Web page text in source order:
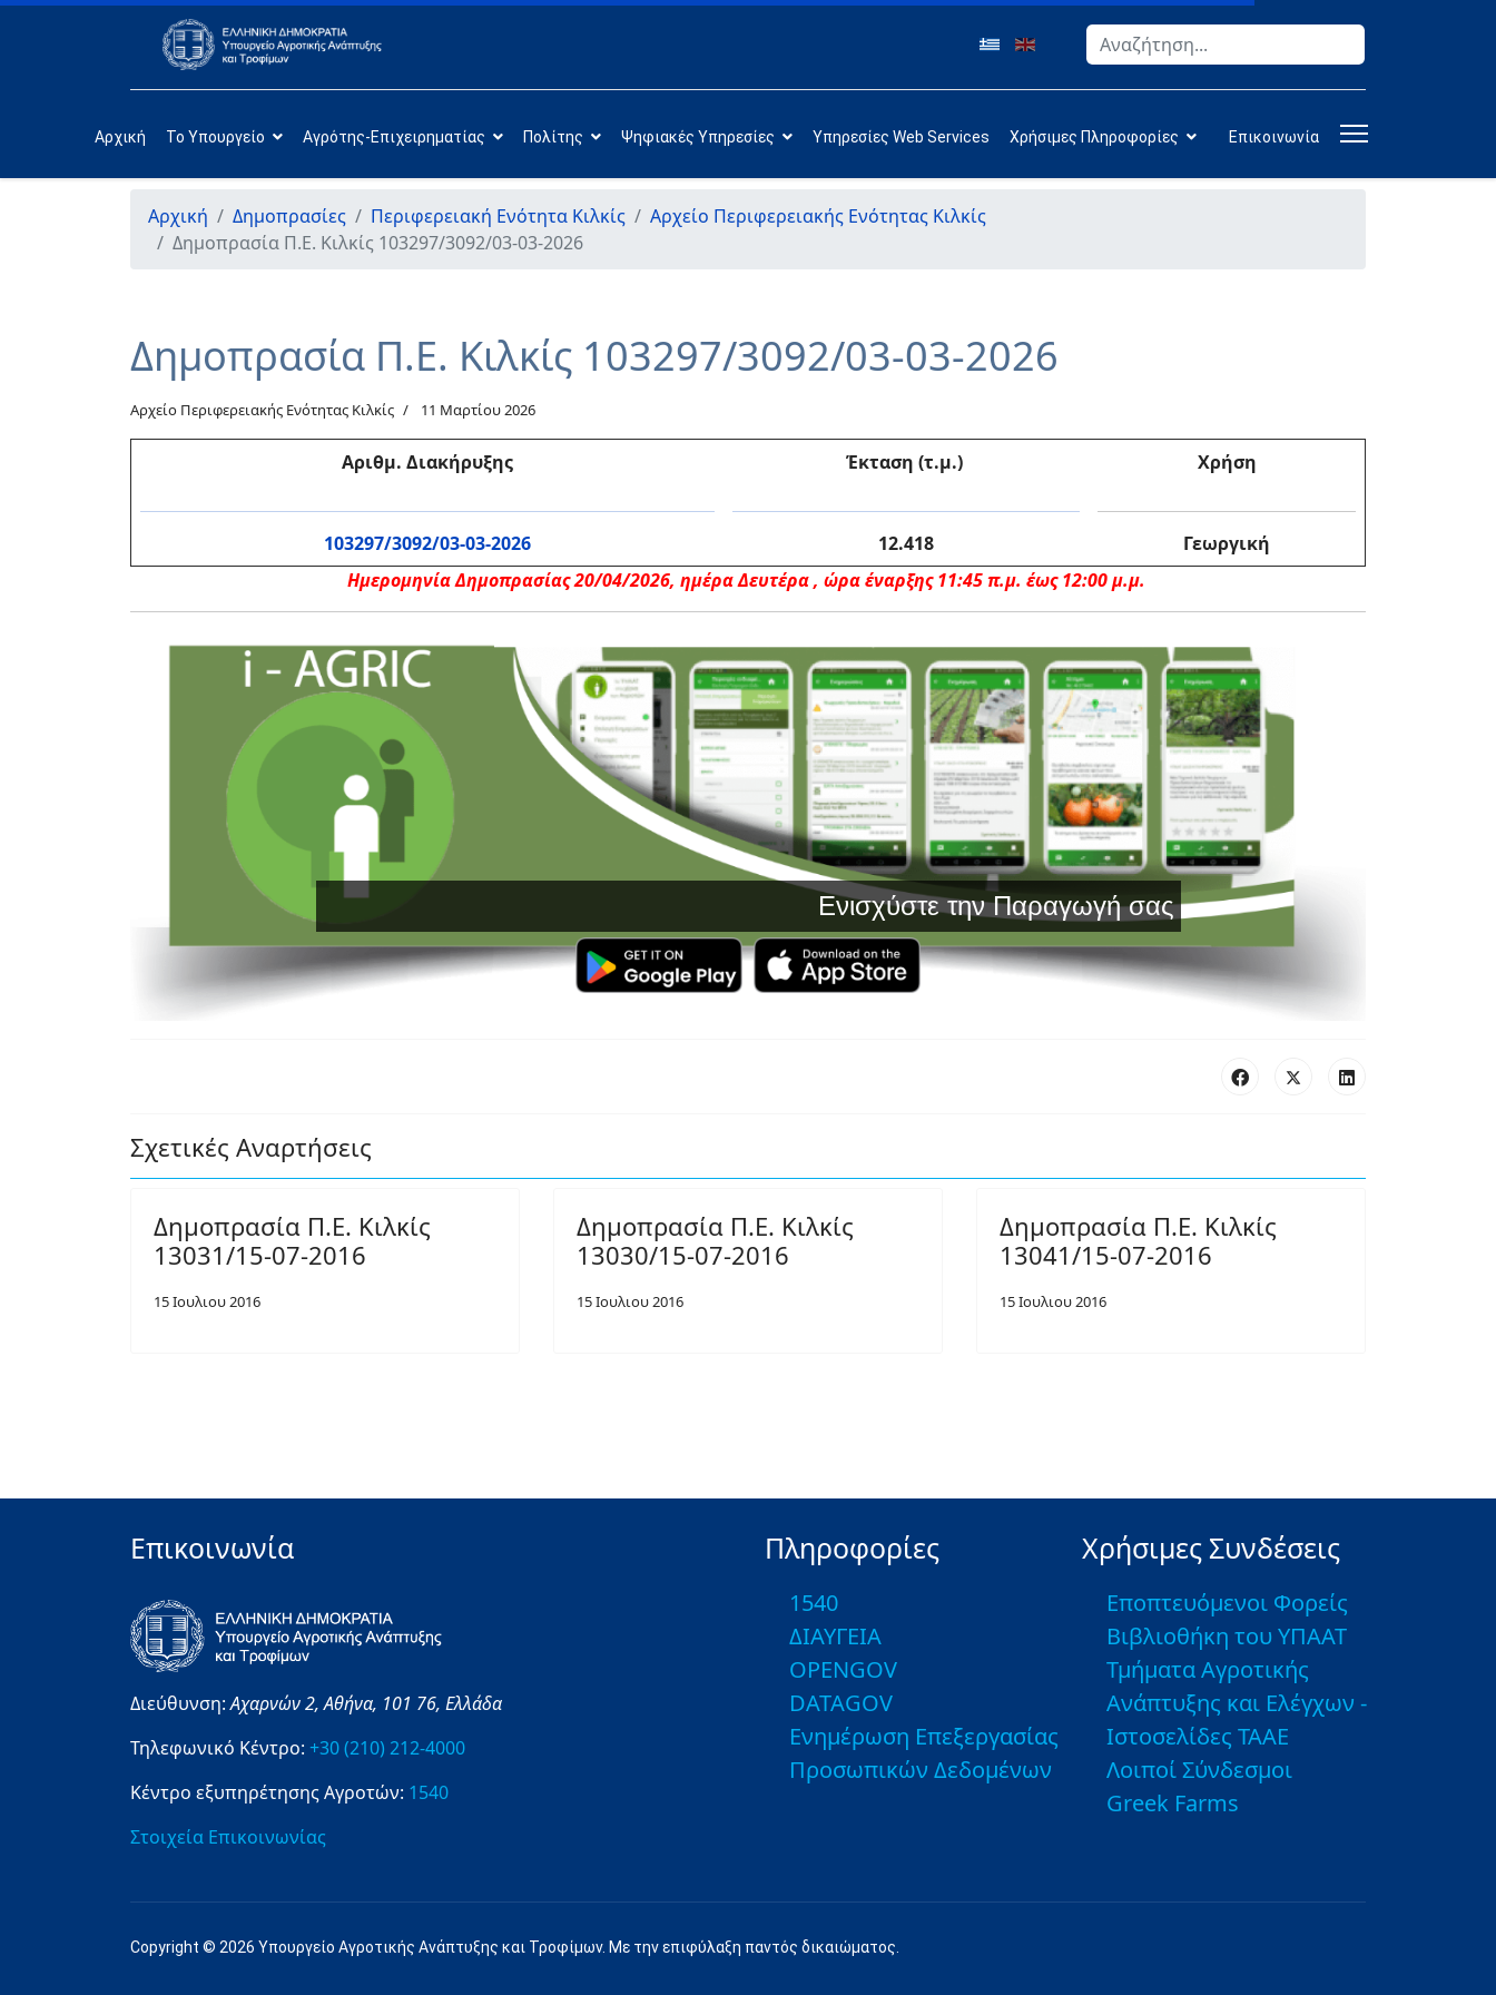
Αναζήτηση
Αρχική Το Υπουργείο Αγρότης-Επιχειρηματίας Πολίτης Ψηφιακές Υπηρεσίες Υπηρεσίες Web Services Χρήσιμες Πληροφορίες Επικοινωνία
Αρχική Δημοπρασίες Περιφερειακή Ενότητα Κιλκίς
Αρχείο Περιφερειακής Ενότητας Κιλκίς
Δημοπρασία Π.Ε. Κιλκίς 103297/3092/03-03-2026
Δημοπρασία Π.Ε. Κιλκίς 103297/3092/03-03-2026
Αρχείο Περιφερειακής Ενότητας Κιλκίς 11 Μαρτίου 2026
Αριθμ. Διακήρυξης Έκταση (τ.μ.) Χρήση
103297/3092/03-03-2026 12.418
Γεωργική
Ημερομηνία Δημοπρασίας 20/04/2026, ημέρα Δευτέρα , ώρα έναρξης 11:45 π.μ. έως 12:00 μ.μ.
Ενισχύστε την Παραγωγή σας με Τεχνολογία Αιχμής και
Σχετικές Αναρτήσεις
Δημοπρασία Π.Ε. Κιλκίς
13031/15-07-2016
15 Ιουλιου 2016
Δημοπρασία Π.Ε. Κιλκίς
13030/15-07-2016
15 Ιουλιου 2016
Δημοπρασία Π.Ε. Κιλκίς
13041/15-07-2016
15 Ιουλιου 2016
Επικοινωνία
Διεύθυνση:Αχαρνών 2,Αθήνα, 101 76, Ελλάδα
Τηλεφωνικό Κέντρο: +30 (210) 212-4000
Κέντρο εξυπηρέτησης Αγροτών: 1540
Στοιχεία Επικοινωνίας
Πληροφορίες
1540
ΔΙΑΥΓΕΙΑ
OPENGOV
DATAGOV
Ενημέρωση Επεξεργασίας
Προσωπικών Δεδομένων
Χρήσιμες Συνδέσεις
Εποπτευόμενοι Φορείς
Βιβλιοθήκη του ΥΠΑΑΤ
Τμήματα Αγροτικής
Ανάπτυξης και Ελέγχων -
Ιστοσελίδες ΤΑΑΕ
Λοιποί Σύνδεσμοι
Greek Farms
Copyright © 2026 Υπουργείο Αγροτικής Ανάπτυξης και Τροφίμων. Με την επιφύλαξη παντός δικαιώματος.